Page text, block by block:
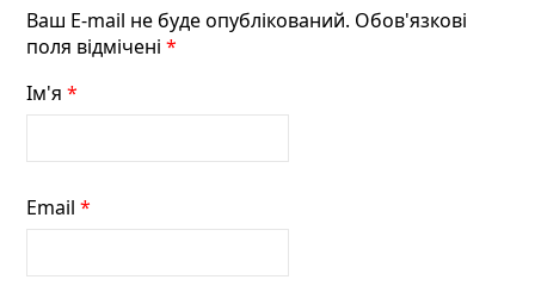
Ваш E-mail не буде опублікований. Обов'язкові
поля відмічені*
Ім'я*
Email*